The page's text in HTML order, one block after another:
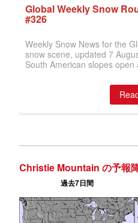
Christie Mountain の予報
過去7日間